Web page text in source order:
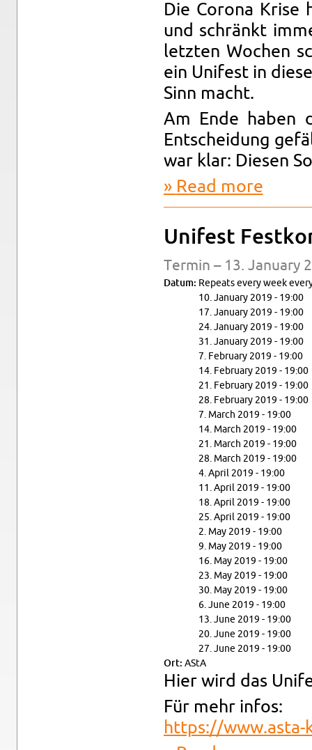
Die Corona Krise
und schränkt
let­zten Wochen
ein Unifest in
Sinn macht.
Am Ende haben
Entschei­dung
war klar: Diesen
Read more
Unifest
Ter­min – 13. Jan­u­ary
Datum: Re­peats every week
10. Jan­u­ary 2019 - 19:00
17. Jan­u­ary 2019 - 19:00
24. Jan­u­ary 2019 - 19:00
31. Jan­u­ary 2019 - 19:00
7. Feb­ru­ary 2019 - 19:00
14. Feb­ru­ary 2019 - 19:00
21. Feb­ru­ary 2019 - 19:00
28. Feb­ru­ary 2019 - 19:00
7. March 2019 - 19:00
14. March 2019 - 19:00
21. March 2019 - 19:00
28. March 2019 - 19:00
4. April 2019 - 19:00
11. April 2019 - 19:00
18. April 2019 - 19:00
25. April 2019 - 19:00
2. May 2019 - 19:00
9. May 2019 - 19:00
16. May 2019 - 19:00
23. May 2019 - 19:00
30. May 2019 - 19:00
6. June 2019 - 19:00
13. June 2019 - 19:00
20. June 2019 - 19:00
27. June 2019 - 19:00
Ort: AStA
Hier wird das
Für mehr infos:
https://​